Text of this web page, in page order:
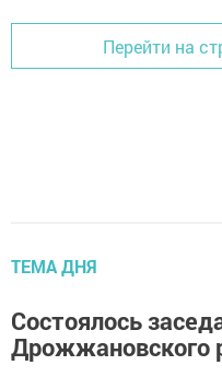
Перейти на
ТЕМА ДНЯ
Состоялось
Дрожжановского